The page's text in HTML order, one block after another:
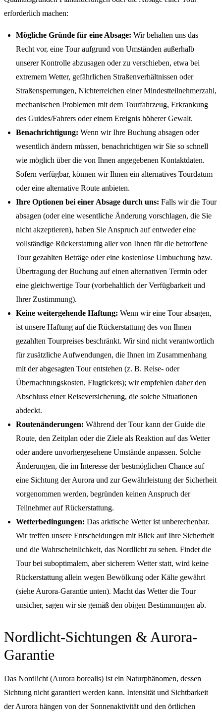
erforderlich machen:
Mögliche Gründe für eine Absage: Wir behalten uns das
Recht vor, eine Tour aufgrund von Umständen außerhalb
unserer Kontrolle abzusagen oder zu verschieben, etwa bei
extremem Wetter, gefährlichen Straßenverhältnissen oder
Straßensperrungen, Nichterreichen einer Mindestteilnehmerzahl,
mechanischen Problemen mit dem Tourfahrzeug, Erkrankung
des Guides/Fahrers oder einem Ereignis höherer Gewalt.
Benachrichtigung: Wenn wir Ihre Buchung absagen oder
wesentlich ändern müssen, benachrichtigen wir Sie so schnell
wie möglich über die von Ihnen angegebenen Kontaktdaten.
Sofern verfügbar, können wir Ihnen ein alternatives Tourdatum
oder eine alternative Route anbieten.
Ihre Optionen bei einer Absage durch uns: Falls wir die Tour
absagen (oder eine wesentliche Änderung vorschlagen, die Sie
nicht akzeptieren), haben Sie Anspruch auf entweder eine
vollständige Rückerstattung aller von Ihnen für die betroffene
Tour gezahlten Beträge oder eine kostenlose Umbuchung bzw.
Übertragung der Buchung auf einen alternativen Termin oder
eine gleichwertige Tour (vorbehaltlich der Verfügbarkeit und
Ihrer Zustimmung).
Keine weitergehende Haftung: Wenn wir eine Tour absagen,
ist unsere Haftung auf die Rückerstattung des von Ihnen
gezahlten Tourpreises beschränkt. Wir sind nicht verantwortlich
für zusätzliche Aufwendungen, die Ihnen im Zusammenhang
mit der abgesagten Tour entstehen (z. B. Reise- oder
Übernachtungskosten, Flugtickets); wir empfehlen daher den
Abschluss einer Reiseversicherung, die solche Situationen
abdeckt.
Routenänderungen: Während der Tour kann der Guide die
Route, den Zeitplan oder die Ziele als Reaktion auf das Wetter
oder andere unvorhergesehene Umstände anpassen. Solche
Änderungen, die im Interesse der bestmöglichen Chance auf
eine Sichtung der Aurora und zur Gewährleistung der Sicherheit
vorgenommen werden, begründen keinen Anspruch der
Teilnehmer auf Rückerstattung.
Wetterbedingungen: Das arktische Wetter ist unberechenbar.
Wir treffen unsere Entscheidungen mit Blick auf Ihre Sicherheit
und die Wahrscheinlichkeit, das Nordlicht zu sehen. Findet die
Tour bei suboptimalem, aber sicherem Wetter statt, wird keine
Rückerstattung allein wegen Bewölkung oder Kälte gewährt
(siehe Aurora-Garantie unten). Macht das Wetter die Tour
unsicher, sagen wir sie gemäß den obigen Bestimmungen ab.
Nordlicht-Sichtungen & Aurora-
Garantie
Das Nordlicht (Aurora borealis) ist ein Naturphänomen, dessen
Sichtung nicht garantiert werden kann. Intensität und Sichtbarkeit
der Aurora hängen von der Sonnenaktivität und den örtlichen